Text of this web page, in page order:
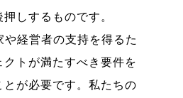
しするものです。
経営者の支持を得るた
トが満たすべき要件を
が必要です。私たちの